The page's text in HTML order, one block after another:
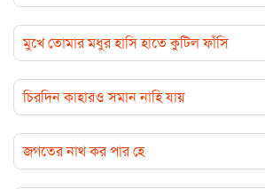
মুখে তোমার মধুর হাসি হাতে কুটিল ফাঁসি
চিরদিন কাহারও সমান নাহি যায়
জগতের নাথ কর পার হে